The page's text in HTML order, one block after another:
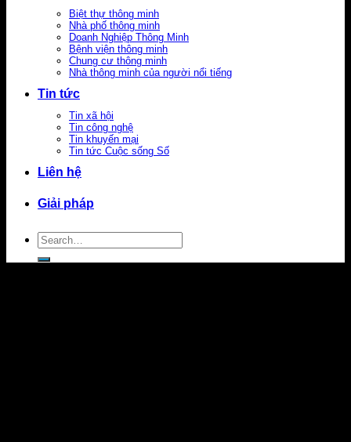
Biệt thự thông minh
Nhà phố thông minh
Doanh Nghiệp Thông Minh
Bệnh viện thông minh
Chung cư thông minh
Nhà thông minh của người nổi tiếng
Tin tức
Tin xã hội
Tin công nghệ
Tin khuyến mại
Tin tức Cuộc sống Số
Liên hệ
Giải pháp
Search
for: